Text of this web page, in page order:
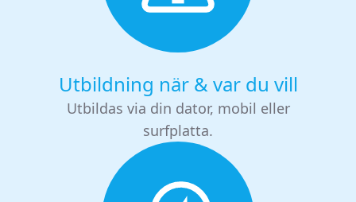
Utbildning när & var du vill
Utbildas via din dator, mobil eller
surfplatta.